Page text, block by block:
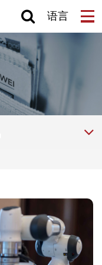
语言